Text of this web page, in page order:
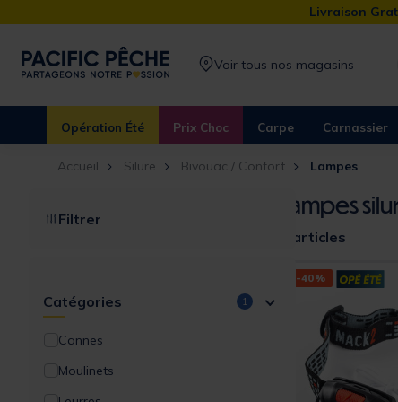
Livraison
Voir tous nos magasins
Opération Été Prix Choc Carpe Carnassier
Accueil Silure Bivouac / Confort Lampes
Filtrer
Catégories 1
Cannes
Moulinets
Lampes
4 articles
-40%